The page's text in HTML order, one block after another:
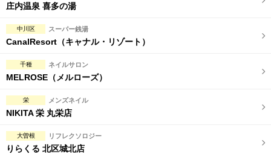
庄内温泉 喜多の湯
中川区 スーパー銭湯
CanalResort（キャナル・リゾート）
千種 ネイルサロン
MELROSE（メルローズ）
栄 メンズネイル
NIKITA 栄 丸栄店
大曽根 リフレクソロジー
りらくる 北区城北店